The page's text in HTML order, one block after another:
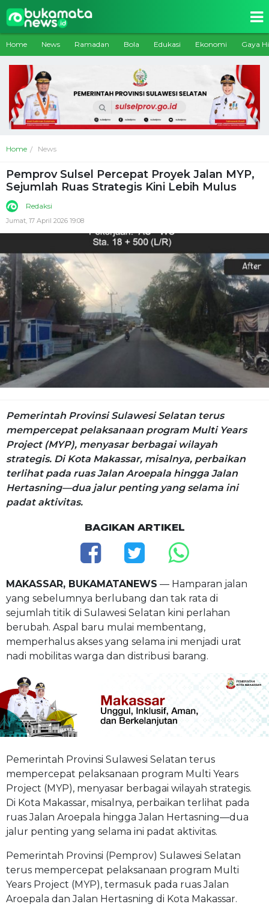
Home News Ramadan Bola Edukasi Ekonomi Gaya
Home News
Pemprov Sulsel Percepat Proyek Jalan MYP,
Sejumlah Ruas Strategis Kini Lebih Mulus
Redaksi
Jumat, 17 April 2026 19:08
Pemerintah Provinsi Sulawesi Selatan terus
mempercepat pelaksanaan program Multi Years
Project (MYP), menyasar berbagai wilayah
strategis. Di Kota Makassar, misalnya, perbaikan
terlihat pada ruas Jalan Aroepala hingga Jalan
Hertasning—dua jalur penting yang selama ini
padat aktivitas.
BAGIKAN ARTIKEL
MAKASSAR, BUKAMATANEWS — Hamparan jalan
yang sebelumnya berlubang dan tak rata di
sejumlah titik di Sulawesi Selatan kini perlahan
berubah. Aspal baru mulai membentang,
memperhalus akses yang selama ini menjadi urat
nadi mobilitas warga dan distribusi barang.
Pemerintah Provinsi Sulawesi Selatan terus
mempercepat pelaksanaan program Multi Years
Project (MYP), menyasar berbagai wilayah strategis.
Di Kota Makassar, misalnya, perbaikan terlihat pada
ruas Jalan Aroepala hingga Jalan Hertasning—dua
jalur penting yang selama ini padat aktivitas.
Pemerintah Provinsi (Pemprov) Sulawesi Selatan
terus mempercepat pelaksanaan program Multi
Years Project (MYP), termasuk pada ruas Jalan
Aroepala dan Jalan Hertasning di Kota Makassar.